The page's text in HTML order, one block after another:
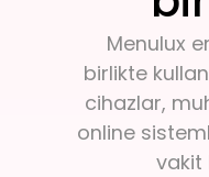
Menulux
birlikte
cihazlar,
online
vakit